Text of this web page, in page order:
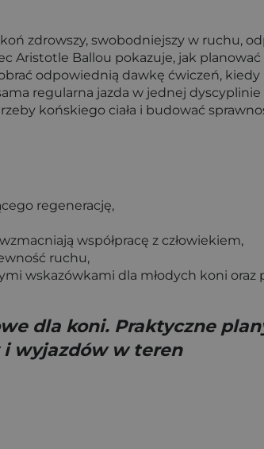
zdrowszy, swobodniejszy w ruchu,
Aristotle Ballou pokazuje, jak planować
odpowiednią dawkę ćwiczeń,
regularna jazda w jednej dyscyplinie
końskiego ciała i budować
regenerację,
współpracę z człowiekiem,
ruchu,
wskazówkami dla młodych koni oraz
dla koni. Praktyczne
i wyjazdów w teren